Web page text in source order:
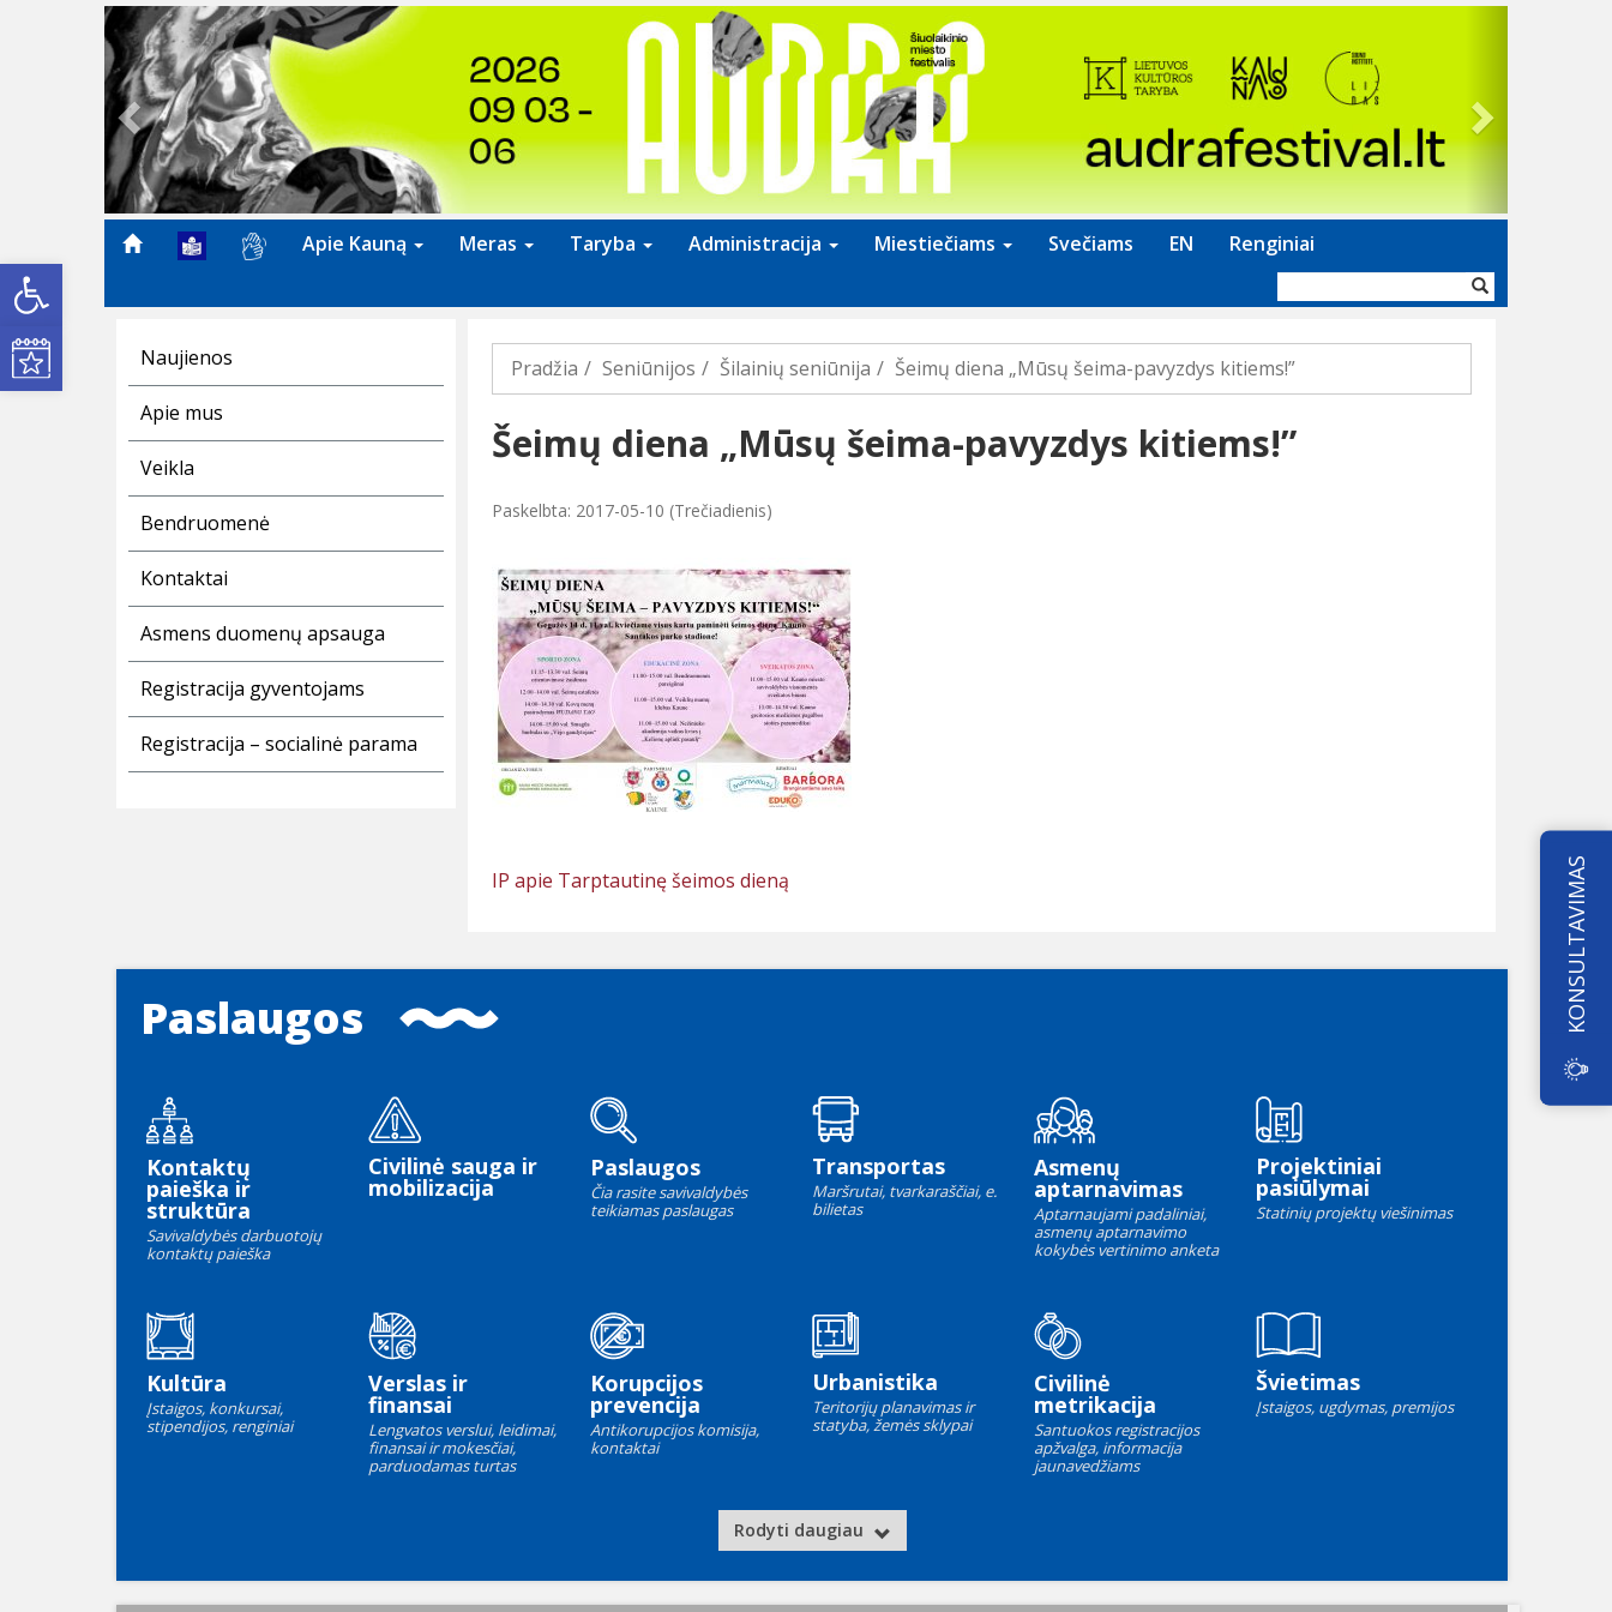
Open toolbar
Kultūros renginiai
Previous
Apie Kauną Meras Taryba Administracija Miestiečiams Svečiams EN Renginiai
forma
Naujienos
Apie mus
Veikla
Bendruomenė
Kontaktai
Asmens duomenų apsauga
Registracija gyventojams
Registracija – socialinė parama
Pradžia Seniūnijos Šilainių seniūnija Šeimų diena „Mūsų šeima-pavyzdys kitiems!”
Šeimų diena „Mūsų šeima-pavyzdys kitiems!”
Paskelbta: 2017-05-10 (Trečiadienis)
IP apie Tarptautinę šeimos dieną
Paslaugos
Kontaktų
paieška ir
struktūra
Savivaldybės darbuotojų
kontaktų paieška
Civilinė sauga ir
mobilizacija
Paslaugos
Čia rasite savivaldybės
teikiamas paslaugas
Transportas
Maršrutai, tvarkaraščiai, e.
bilietas
Asmenų
aptarnavimas
Aptarnaujami padaliniai,
asmenų aptarnavimo
kokybės vertinimo anketa
Projektiniai
pasiūlymai
Statinių projektų viešinimas
Kultūra
Įstaigos, konkursai,
stipendijos, renginiai
Verslas ir
finansai
Lengvatos verslui, leidimai,
finansai ir mokesčiai,
parduodamas turtas
Korupcijos
prevencija
Antikorupcijos komisija,
kontaktai
Urbanistika
Teritorijų planavimas ir
statyba, žemės sklypai
Civilinė
metrikacija
Santuokos registracijos
apžvalga, informacija
jaunavedžiams
Švietimas
Įstaigos, ugdymas, premijos
Rodyti daugiau
KONSULTAVIMAS